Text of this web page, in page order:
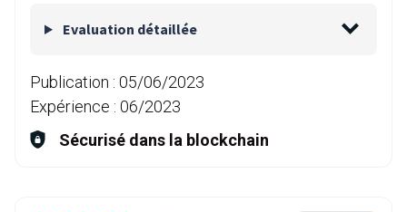
Evaluation détaillée
Publication : 05/06/2023
Expérience : 06/2023
Sécurisé dans la blockchain